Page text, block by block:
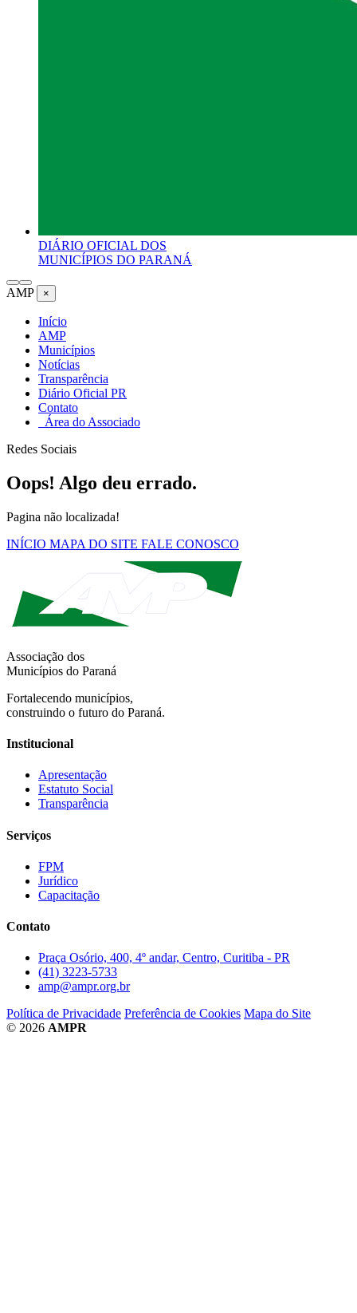
DIÁRIO OFICIAL DOS
MUNICÍPIOS DO PARANÁ
AMP ×
Início
AMP
Municípios
Notícias
Transparência
Diário Oficial PR
Contato
Área do Associado
Redes Sociais
Oops! Algo deu errado.
Pagina não localizada!
INÍCIO MAPA DO SITE FALE CONOSCO
Associação dos
Municípios do Paraná
Fortalecendo municípios,
construindo o futuro do Paraná.
Institucional
Apresentação
Estatuto Social
Transparência
Serviços
FPM
Jurídico
Capacitação
Contato
Praça Osório, 400, 4º andar, Centro, Curitiba - PR
(41) 3223-5733
amp@ampr.org.br
Política de Privacidade Preferência de Cookies Mapa do Site
© 2026 AMPR